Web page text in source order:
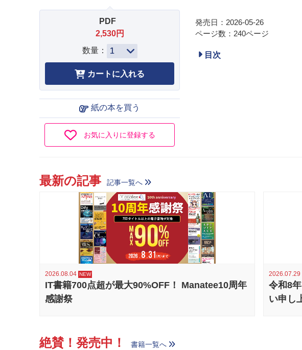
PDF
2,530円
数量：
紙の本を買う
お気に入りに登録する
発売日：2026-05-26
ページ数：240ページ
目次
最新の記事 記事一覧へ
2026.08.04
IT書籍700点超が最大90%OFF！ Manatee10周年
感謝祭
2026.07.29
令和8
い申し
絶賛！発売中！ 書籍一覧へ